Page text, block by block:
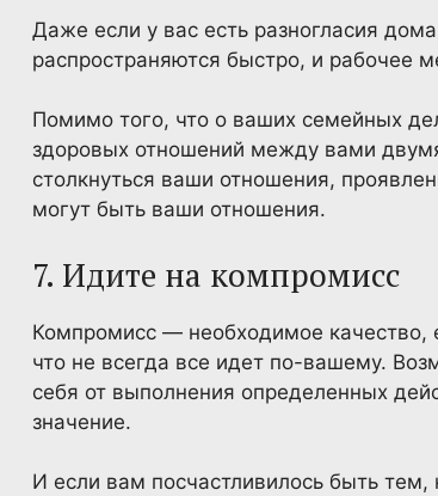
Даже если у вас есть разногласия
распространяются быстро, и рабочее
Помимо того, что о ваших семейных
здоровых отношений между вами
столкнуться ваши отношения,
могут быть ваши отношения.
7. Идите на компромисс
Компромисс — необходимое качество,
что не всегда все идет по-вашему.
себя от выполнения определенных
значение.
И если вам посчастливилось быть